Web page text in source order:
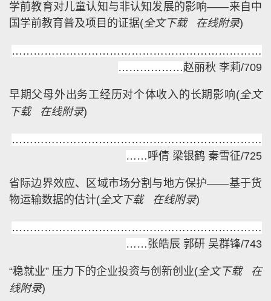
学前教育对儿童认知与非认知发展的影响——来自中
国学前教育普及项目的证据(全文下载 在线附录)
……………………………………………………………
………………赵丽秋 李莉/709
早期父母外出务工经历对个体收入的长期影响(全文
下载
在线附录)
……………………………………………………………
……呼倩 梁银鹤 秦雪征/725
省际边界效应、区域市场分割与地方保护——基于货
物运输数据的估计(全文下载 在线附录)
……………………………………………………………
……张皓辰 郭研 吴群锋/743
“稳就业” 压力下的企业投资与创新创业(全文下载
在
线附录)